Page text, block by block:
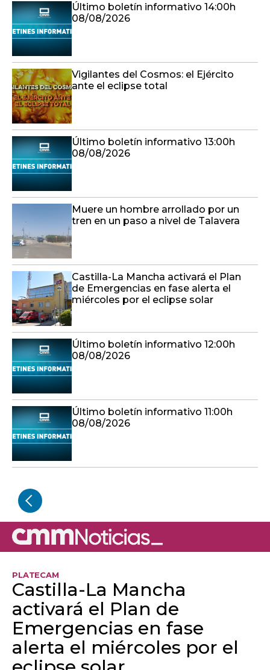
Último boletín informativo 14:00h
08/08/2026
Vigilantes del Cosmos: el Ejército
ante el eclipse total
Último boletín informativo 13:00h
08/08/2026
Muere un hombre arrollado por un
tren en un paso a nivel de Talavera
Castilla-La Mancha activará el Plan
de Emergencias en fase alerta el
miércoles por el eclipse solar
Último boletín informativo 12:00h
08/08/2026
Último boletín informativo 11:00h
08/08/2026
PLATECAM
Castilla-La Mancha
activará el Plan de
Emergencias en fase
alerta el miércoles por el